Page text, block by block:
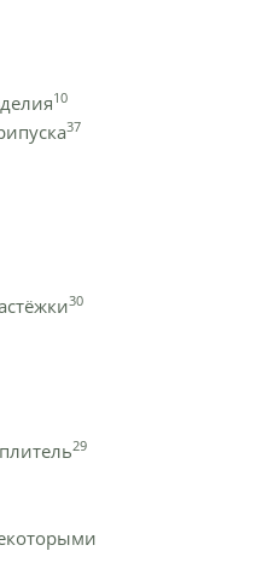
10
37
30
29